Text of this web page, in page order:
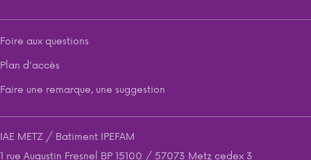
Foire aux questions
Plan d'accès
Faire une remarque, une suggestion
IAE METZ / Batiment IPEFAM
1 rue Augustin Fresnel BP 15100 / 57073 Metz cedex 3